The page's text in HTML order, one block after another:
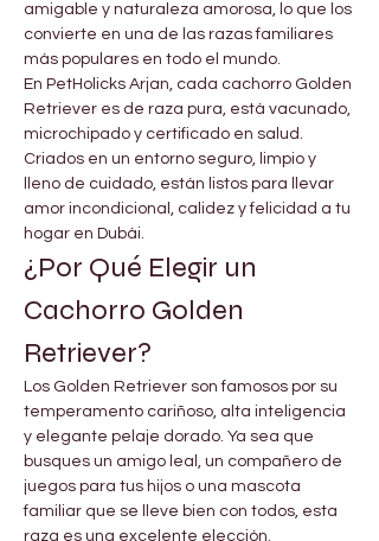
amigable y naturaleza amorosa, lo que los
convierte en una de las razas familiares
más populares en todo el mundo.
En PetHolicks Arjan, cada cachorro Golden
Retriever es de raza pura, está vacunado,
microchipado y certificado en salud.
Criados en un entorno seguro, limpio y
lleno de cuidado, están listos para llevar
amor incondicional, calidez y felicidad a tu
hogar en Dubái.
¿Por Qué Elegir un
Cachorro Golden
Retriever?
Los Golden Retriever son famosos por su
temperamento cariñoso, alta inteligencia
y elegante pelaje dorado. Ya sea que
busques un amigo leal, un compañero de
juegos para tus hijos o una mascota
familiar que se lleve bien con todos, esta
raza es una excelente elección.